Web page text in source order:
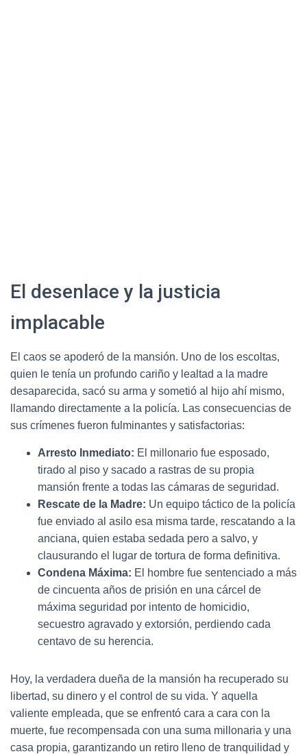
El desenlace y la justicia
implacable
El caos se apoderó de la mansión. Uno de los escoltas,
quien le tenía un profundo cariño y lealtad a la madre
desaparecida, sacó su arma y sometió al hijo ahí mismo,
llamando directamente a la policía. Las consecuencias de
sus crímenes fueron fulminantes y satisfactorias:
Arresto Inmediato: El millonario fue esposado,
tirado al piso y sacado a rastras de su propia
mansión frente a todas las cámaras de seguridad.
Rescate de la Madre: Un equipo táctico de la policía
fue enviado al asilo esa misma tarde, rescatando a la
anciana, quien estaba sedada pero a salvo, y
clausurando el lugar de tortura de forma definitiva.
Condena Máxima: El hombre fue sentenciado a más
de cincuenta años de prisión en una cárcel de
máxima seguridad por intento de homicidio,
secuestro agravado y extorsión, perdiendo cada
centavo de su herencia.
Hoy, la verdadera dueña de la mansión ha recuperado su
libertad, su dinero y el control de su vida. Y aquella
valiente empleada, que se enfrentó cara a cara con la
muerte, fue recompensada con una suma millonaria y una
casa propia, garantizando un retiro lleno de tranquilidad y